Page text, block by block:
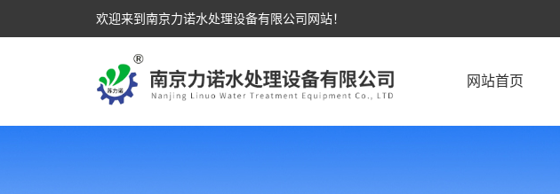
欢迎来到南京力诺水处理设备有限公司网站！
网站首页